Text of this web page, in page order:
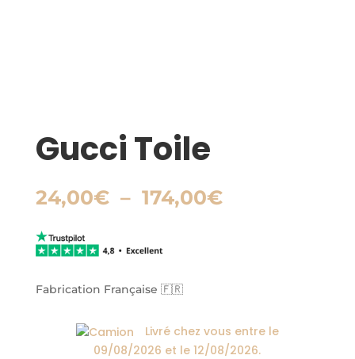
Gucci Toile
24,00€ – 174,00€Plage
Fabrication Française 🇫🇷
Livré chez vous entre le
09/08/2026 et le12/08/2026.